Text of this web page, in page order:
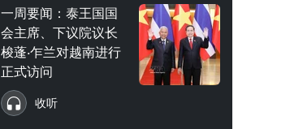
一周要闻：泰王国国
会主席、下议院议长
梭蓬·乍兰对越南进行
正式访问
收听